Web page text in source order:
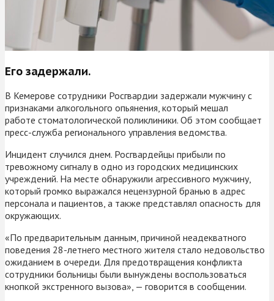
Его задержали.
В Кемерове сотрудники Росгвардии задержали мужчину с
признаками алкогольного опьянения, который мешал
работе стоматологической поликлиники. Об этом сообщает
пресс-служба регионального управления ведомства.
Инцидент случился днем. Росгвардейцы прибыли по
тревожному сигналу в одно из городских медицинских
учреждений. На месте обнаружили агрессивного мужчину,
который громко выражался нецензурной бранью в адрес
персонала и пациентов, а также представлял опасность для
окружающих.
«По предварительным данным, причиной неадекватного
поведения 28-летнего местного жителя стало недовольство
ожиданием в очереди. Для предотвращения конфликта
сотрудники больницы были вынуждены воспользоваться
кнопкой экстренного вызова», — говорится в сообщении.